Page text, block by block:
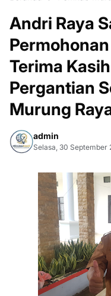
Andri Raya
Terima
Pergantian
Murung
admin
Selasa, 30 September